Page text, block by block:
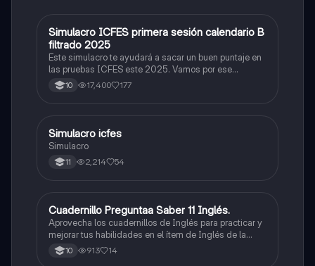
ICFES: Matemáticas
Simulacro ICFES primera sesión calendario B
filtrado 2025
Este simulacro te ayudará a sacar un buen puntaje en
las pruebas ICFES este 2025. Vamos por ese
500/500. Y poder ser admitido en la universidad que
quieras, estudiar la carrera que quieres y no la que te
10 17,400 177
ICFES: Lectura Crítica
Simulacro icfes
Simulacro
11 2,214 54
ICFES: Inglés
Cuadernillo Preguntaa Saber 11 Inglés.
Aprovecha los cuadernillos de Inglés para practicar y
mejorar tus habilidades en el ítem de Inglés de la
Prueba Saber 11. 🫡
10 913 14